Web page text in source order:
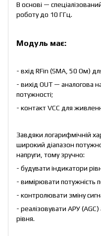
В основі —
роботу до 10 ГГц.
Модуль має:
- вхід RFin (SMA, 50 Ом)
- вихід OUT — аналогова
потужності;
- контакт VCC для
Завдяки логарифмічній
широкий діапазон
напруги, тому зручно:
- будувати індикатори
- вимірювати потужність
- контролювати зміну
- реалізовувати АРУ
рівня.